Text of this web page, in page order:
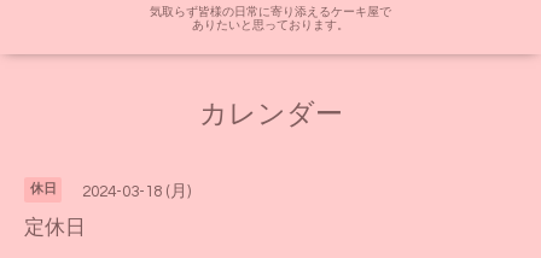
気取らず皆様の日常に寄り添えるケーキ屋で
ありたいと思っております。
カレンダー
休日 2024-03-18 (月)
定休日